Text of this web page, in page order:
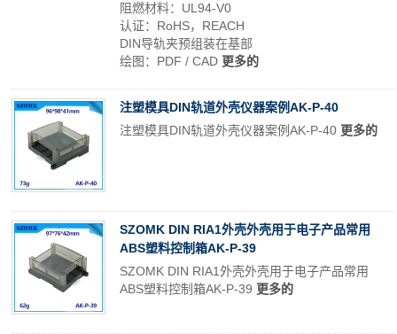
阻燃材料：UL94-V0
认证：RoHS，REACH
DIN导轨夹预组装在基部
绘图：PDF / CAD 更多的
注塑模具DIN轨道外壳仪器案例AK-P-40
注塑模具DIN轨道外壳仪器案例AK-P-40 更多的
SZOMK DIN RIA1外壳外壳用于电子产品常用
ABS塑料控制箱AK-P-39
SZOMK DIN RIA1外壳外壳用于电子产品常用
ABS塑料控制箱AK-P-39 更多的